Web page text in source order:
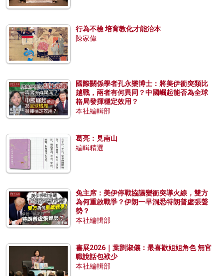
行為不檢 培育教化才能治本
陳家偉
國際關係學者孔永樂博士：將美伊衝突類比
越戰，兩者有何異同？中國崛起能否為全球
格局發揮穩定效用？
本社編輯部
葛亮：見南山
編輯精選
兔主席：美伊停戰協議變衝突導火線，雙方
為何重啟戰爭？伊朗一早洞悉特朗普虛張聲
勢？
本社編輯部
書展2026｜葉劉淑儀：最喜歡姐姐角色 無官
職說話包袱少
本社編輯部